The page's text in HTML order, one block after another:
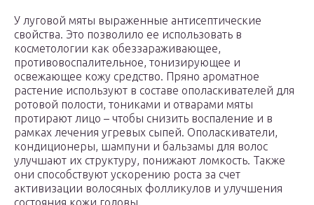
У луговой мяты выраженные антисептические
свойства. Это позволило ее использовать в
косметологии как обеззараживающее,
противовоспалительное, тонизирующее и
освежающее кожу средство. Пряно ароматное
растение используют в составе ополаскивателей для
ротовой полости, тониками и отварами мяты
протирают лицо – чтобы снизить воспаление и в
рамках лечения угревых сыпей. Ополаскиватели,
кондиционеры, шампуни и бальзамы для волос
улучшают их структуру, понижают ломкость. Также
они способствуют ускорению роста за счет
активизации волосяных фолликулов и улучшения
состояния кожи головы.